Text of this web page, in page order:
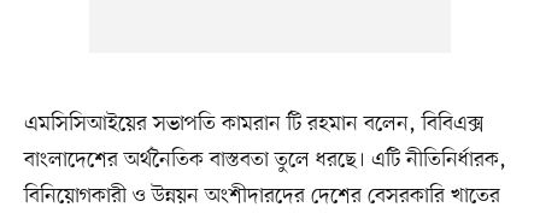
এমসিসিআইয়ের সভাপতি কামরান টি রহমান বলেন, বিবিএক্স
বাংলাদেশের অর্থনৈতিক বাস্তবতা তুলে ধরছে। এটি নীতিনির্ধারক,
বিনিয়োগকারী ও উন্নয়ন অংশীদারদের দেশের বেসরকারি খাতের